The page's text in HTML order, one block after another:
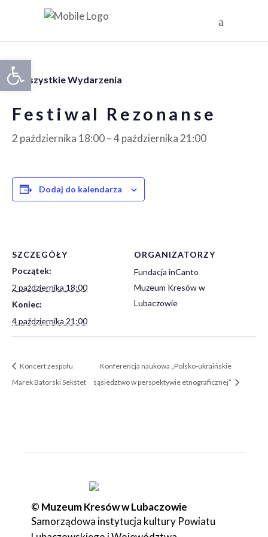
Otwórz pasek narzędzi
« Wszystkie Wydarzenia
Festiwal Rezonanse
2 października 18:00–4 października 21:00
Dodaj do kalendarza
SZCZEGÓŁY
Początek:
2 października 18:00
Koniec:
4 października 21:00
ORGANIZATORZY
Fundacja inCanto
Muzeum Kresów w
Lubaczowie
Koncert zespołu
Marek Batorski Sekstet
Konferencja naukowa „Polsko-ukraińskie
sąsiedztwo w perspektywie etnograficznej”
© Muzeum Kresów w Lubaczowie
Samorządowa instytucja kultury Powiatu